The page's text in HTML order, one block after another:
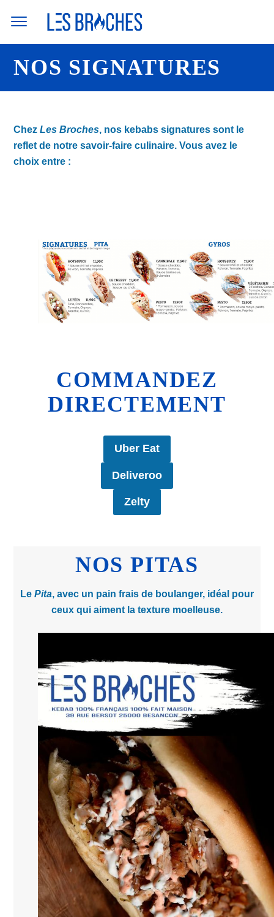
NOS SIGNATURES
Chez Les Broches, nos kebabs signatures sont le
reflet de notre savoir-faire culinaire. Vous avez le
choix entre :
COMMANDEZ
DIRECTEMENT
Uber Eat
Deliveroo
Zelty
NOS PITAS
Le Pita, avec un pain frais de boulanger, idéal pour
ceux qui aiment la texture moelleuse.